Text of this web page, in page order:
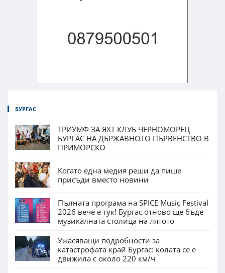
БУРГАС
ТРИУМФ ЗА ЯХТ КЛУБ ЧЕРНОМОРЕЦ
БУРГАС НА ДЪРЖАВНОТО ПЪРВЕНСТВО В
ПРИМОРСКО
Когато една медия реши да пише
присъди вместо новини
Пълната програма на SPICE Music Festival
2026 вече е тук! Бургас отново ще бъде
музикалната столица на лятото
Ужасяващи подробности за
катастрофата край Бургас: колата се е
движила с около 220 км/ч